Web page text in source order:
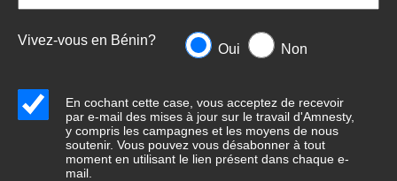
Vivez-vous en Bénin?
Oui Non
En cochant cette case, vous acceptez de recevoir
par e-mail des mises à jour sur le travail d'Amnesty,
y compris les campagnes et les moyens de nous
soutenir. Vous pouvez vous désabonner à tout
moment en utilisant le lien présent dans chaque e-
mail.